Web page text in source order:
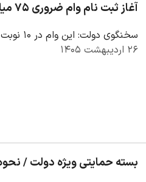
آغاز ثبت نام وام ضروری ۷۵ میلیون تومانی بازنشستگان کشوری /مهلت نام نویسی از ۲۴ اردیبهشت ماه تا ۲۰ خرداد
سخنگوی دولت: این وام در ۱۰ نوبت به متقاضیان واجد شرایط پرداخت خواهد شد و مبلغ کارمزد این تسهیلات ۴ درصد است.
۲۶ اردیبهشت ۱۴۰۵
بسته حمایتی ویژه دولت /